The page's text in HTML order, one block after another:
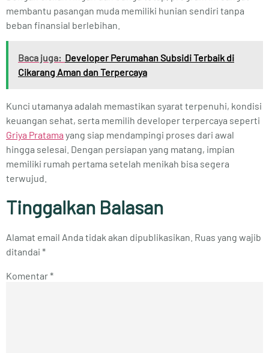
membantu pasangan muda memiliki hunian sendiri tanpa
beban finansial berlebihan.
Baca juga: Developer Perumahan Subsidi Terbaik di
Cikarang Aman dan Terpercaya
Kunci utamanya adalah memastikan syarat terpenuhi, kondisi
keuangan sehat, serta memilih developer terpercaya seperti
Griya Pratama yang siap mendampingi proses dari awal
hingga selesai. Dengan persiapan yang matang, impian
memiliki rumah pertama setelah menikah bisa segera
terwujud.
Tinggalkan Balasan
Alamat email Anda tidak akan dipublikasikan. Ruas yang wajib
ditandai *
Komentar*